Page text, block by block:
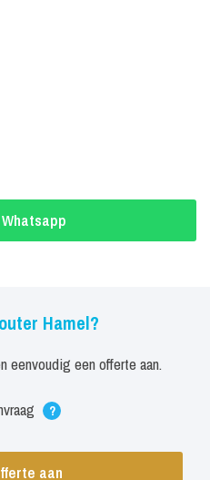
Hamel?
eenvoudig een offerte aan.
?
aan